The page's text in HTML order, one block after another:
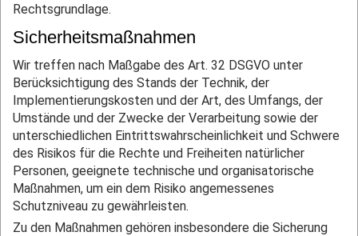
Rechtsgrundlage.
Sicherheitsmaßnahmen
Wir treffen nach Maßgabe des Art. 32 DSGVO unter
Berücksichtigung des Stands der Technik, der
Implementierungskosten und der Art, des Umfangs, der
Umstände und der Zwecke der Verarbeitung sowie der
unterschiedlichen Eintrittswahrscheinlichkeit und Schwere
des Risikos für die Rechte und Freiheiten natürlicher
Personen, geeignete technische und organisatorische
Maßnahmen, um ein dem Risiko angemessenes
Schutzniveau zu gewährleisten.
Zu den Maßnahmen gehören insbesondere die Sicherung